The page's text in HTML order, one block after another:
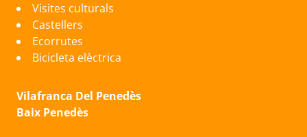
Visites culturals
Castellers
Ecorrutes
Bicicleta elèctrica
Vilafranca Del Penedès
Baix Penedès